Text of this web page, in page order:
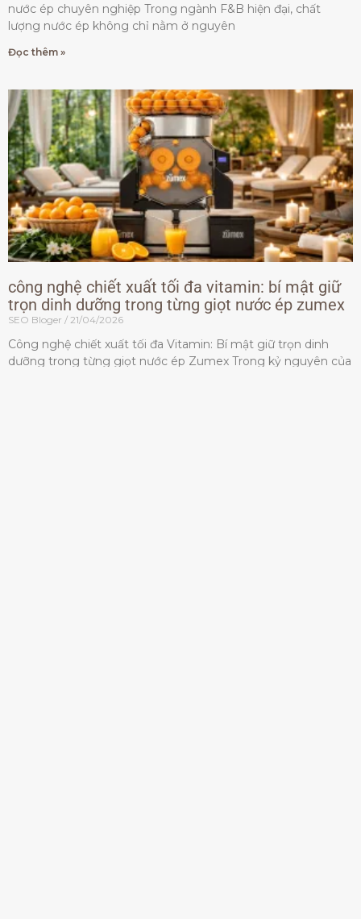
nước ép chuyên nghiệp Trong ngành F&B hiện đại, chất
lượng nước ép không chỉ nằm ở nguyên
Đọc thêm »
công nghệ chiết xuất tối đa vitamin: bí mật giữ
trọn dinh dưỡng trong từng giọt nước ép zumex
SEO Bloger 21/04/2026
Công nghệ chiết xuất tối đa Vitamin: Bí mật giữ trọn dinh
dưỡng trong từng giọt nước ép Zumex Trong kỷ nguyên của